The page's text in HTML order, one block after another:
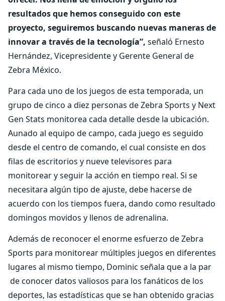
resultados que hemos conseguido con este
proyecto, seguiremos buscando nuevas maneras de
innovar a través de la tecnología”, señaló Ernesto
Hernández, Vicepresidente y Gerente General de
Zebra México.
Para cada uno de los juegos de esta temporada, un
grupo de cinco a diez personas de Zebra Sports y Next
Gen Stats monitorea cada detalle desde la ubicación.
Aunado al equipo de campo, cada juego es seguido
desde el centro de comando, el cual consiste en dos
filas de escritorios y nueve televisores para
monitorear y seguir la acción en tiempo real. Si se
necesitara algún tipo de ajuste, debe hacerse de
acuerdo con los tiempos fuera, dando como resultado
domingos movidos y llenos de adrenalina.
Además de reconocer el enorme esfuerzo de Zebra
Sports para monitorear múltiples juegos en diferentes
lugares al mismo tiempo, Dominic señala que a la par
de conocer datos valiosos para los fanáticos de los
deportes, las estadísticas que se han obtenido gracias